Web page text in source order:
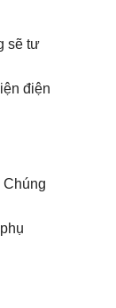
sẽ tư
điện
Chúng